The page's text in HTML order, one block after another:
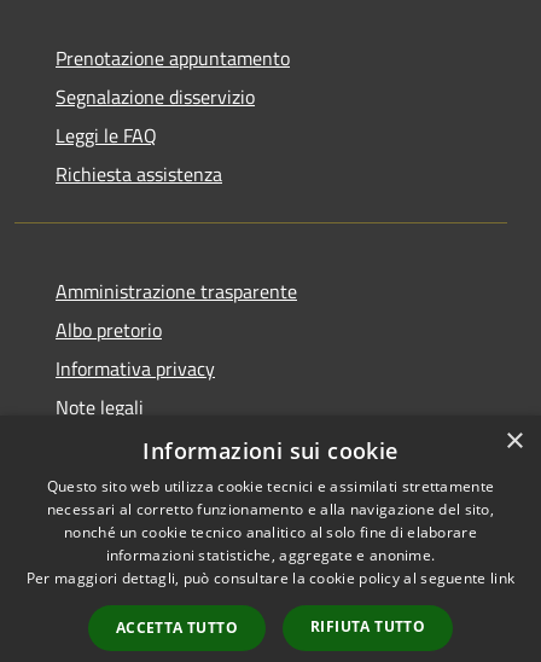
Prenotazione appuntamento
Segnalazione disservizio
Leggi le FAQ
Richiesta assistenza
Amministrazione trasparente
Albo pretorio
Informativa privacy
Note legali
Dichiarazione di accessibilità
RSS
Accessibilità
Copyright © 2026 • Comune di
Municipium•
Accesso
×
Informazioni sui cookie
Questo sito web utilizza cookie tecnici e assimilati strettamente
necessari al corretto funzionamento e alla navigazione del sito,
nonché un cookie tecnico analitico al solo fine di elaborare
informazioni statistiche, aggregate e anonime.
Per maggiori dettagli, può consultare la cookie policy al seguente link
ACCETTA TUTTO RIFIUTA TUTTO